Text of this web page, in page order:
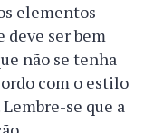
elementos
deve ser bem
não se tenha
com o estilo
se que a